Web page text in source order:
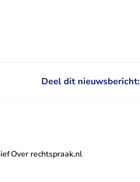
Deel dit nieuwsbericht:
Over rechtspraak.nl